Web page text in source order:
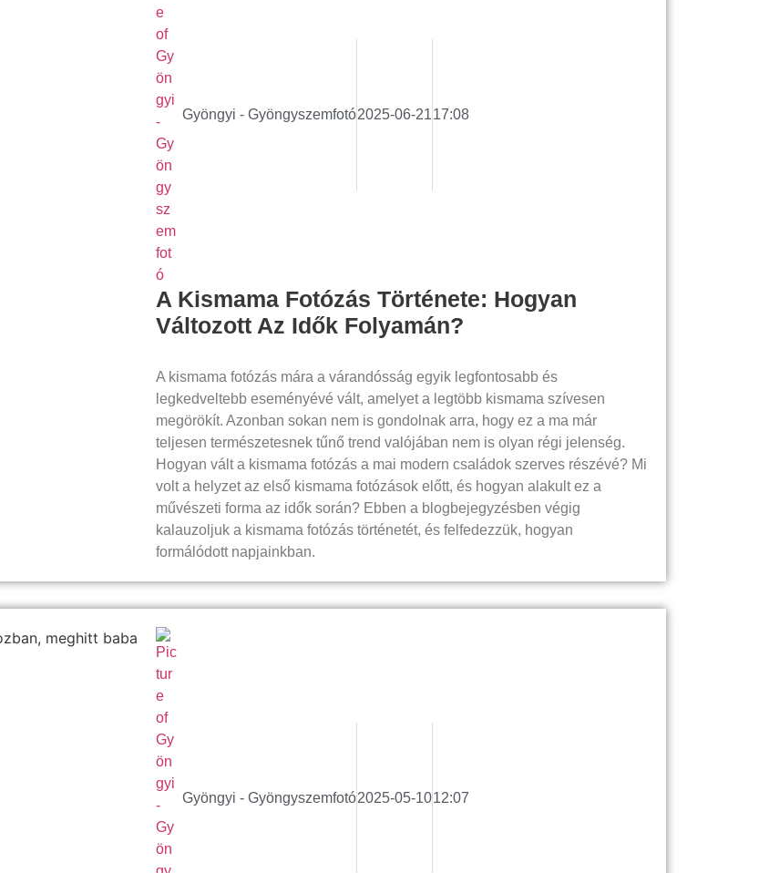
Gyöngyi - Gyöngyszemfotó2025-06-2117:08
A Kismama Fotózás Története: Hogyan
Változott Az Idők Folyamán?
A kismama fotózás mára a várandósság egyik legfontosabb és
legkedveltebb eseményévé vált, amelyet a legtöbb kismama szívesen
megörökít. Azonban sokan nem is gondolnak arra, hogy ez a ma már
teljesen természetesnek tűnő trend valójában nem is olyan régi jelenség.
Hogyan vált a kismama fotózás a mai modern családok szerves részévé? Mi
volt a helyzet az első kismama fotózások előtt, és hogyan alakult ez a
művészeti forma az idők során? Ebben a blogbejegyzésben végig
kalauzoljuk a kismama fotózás történetét, és felfedezzük, hogyan
formálódott napjainkban.
Gyöngyi - Gyöngyszemfotó2025-05-1012:07